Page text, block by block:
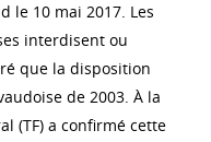
le 10 mai 2017. Les
interdisent ou
que la disposition
de 2003. À la
(TF) a confirmé cette